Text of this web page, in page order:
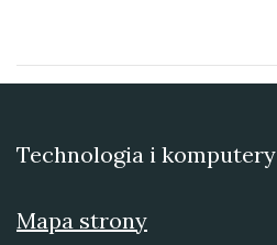
Technologia i komputery
Mapa strony